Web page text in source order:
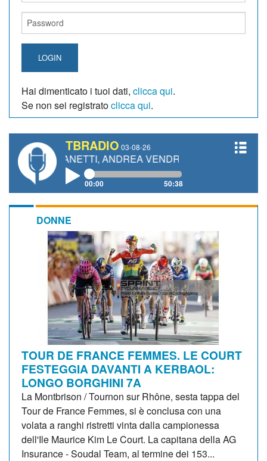
LOGIN
Hai dimenticato i tuoi dati, clicca qui.
Se non sei registratoclicca qui.
TBRADIO 03-08-26
GIANETTI, ANDREA VENDRAME, FILIPPO FIORELLI
00:00 50:38
DONNE
TOUR DE FRANCE FEMMES. LE COURT
FESTEGGIA DAVANTI A KERBAOL:
LONGO BORGHINI 7A
La Montbrison / Tournon sur Rhône, sesta tappa del
Tour de France Femmes, si è conclusa con una
volata a ranghi ristretti vinta dalla campionessa
dell'Ile Maurice Kim Le Court. La capitana della AG
Insurance - Soudal Team, al termine dei 153...